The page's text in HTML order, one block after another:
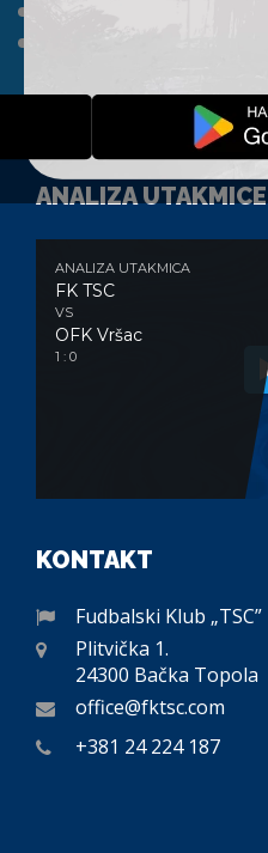
ANALIZA UTAKMICE
ANALIZA UTAKMICA
FK TSC
VS
OFK Vršac
1 : 0
KONTAKT
Fudbalski Klub „TSC”
Plitvička 1.
24300 Bačka Topola
office@fktsc.com
+381 24 224 187